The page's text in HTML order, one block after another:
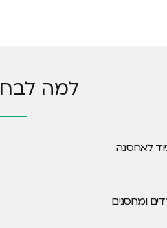
למה
ומחסנים